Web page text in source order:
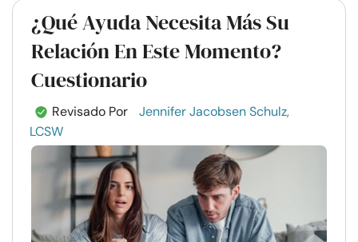
¿Qué Ayuda Necesita Más Su
Relación En Este Momento?
Cuestionario
Revisado Por
Jennifer Jacobsen Schulz,
LCSW